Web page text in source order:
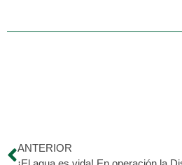
ANTERIOR